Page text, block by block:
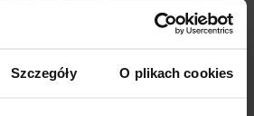
Szczegóły O plikach cookies
z nami, aby dowiedzieć się
naszą bazę materiałów.
NAMI